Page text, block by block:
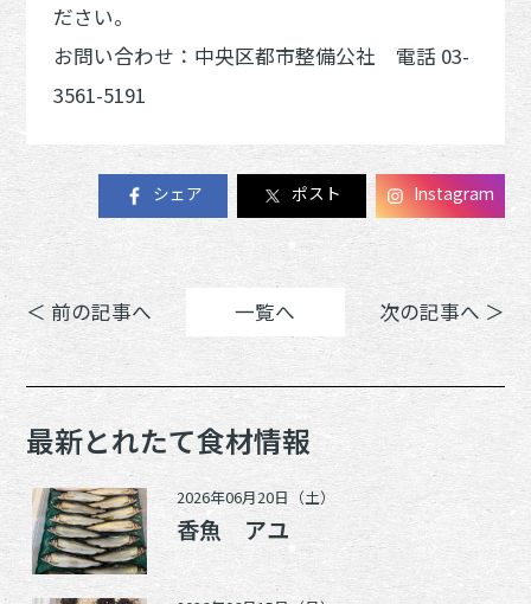
ださい。
お問い合わせ：中央区都市整備公社 電話 03-
3561-5191
シェア ポスト Instagram
＜ 前の記事へ 一覧へ 次の記事へ ＞
最新とれたて食材情報
2026年06月20日（土）
香魚 アユ